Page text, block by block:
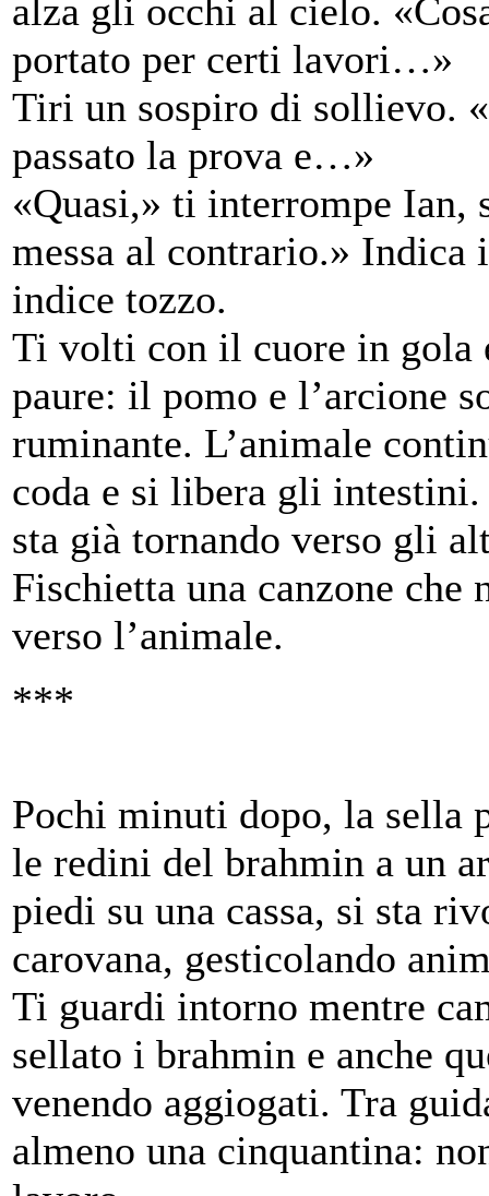
alza gli occhi al cielo.
portato per certi lavori…»
Tiri un sospiro di sollievo.
passato la prova e…»
«Quasi,» ti interrompe Ian,
messa al contrario.»
indice tozzo.
Ti volti con il cuore in gola
paure: il pomo e l’arcione
ruminante. L’animale
coda e si libera gli
sta già tornando verso gli
Fischietta una canzone
verso l’animale.
***
Pochi minuti dopo, la sella
le redini del brahmin a un
piedi su una cassa, si sta
carovana, gesticolando
Ti guardi intorno mentre
sellato i brahmin e anche
venendo aggiogati. Tra
almeno una cinquantina: